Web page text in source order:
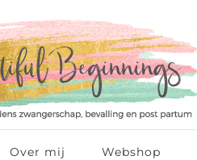
Over mij Webshop